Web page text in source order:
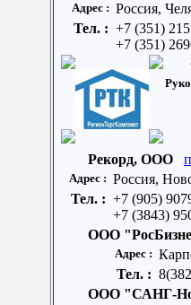
Адрес : Россия,
Тел. : +7 (351)
+7 (351)
Рекорд, ООО
Адрес : Россия,
Тел. : +7 (905)
+7 (3843)
ООО
Адрес :
Тел. :
ООО "САНГ-